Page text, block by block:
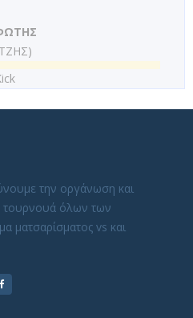
την οργάνωση και
τουρνουά όλων των
ματσαρίσματος vs και